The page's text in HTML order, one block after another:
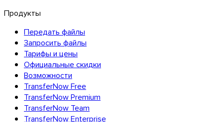
Продукты
Передать файлы
Запросить файлы
Тарифы и цены
Официальные скидки
Возможности
TransferNow Free
TransferNow Premium
TransferNow Team
TransferNow Enterprise